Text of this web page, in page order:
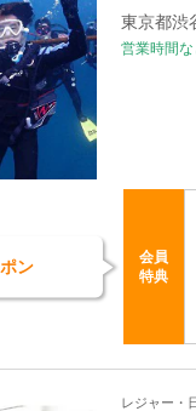
東京都渋
営業時間
ン
会員
特典
レジャー・